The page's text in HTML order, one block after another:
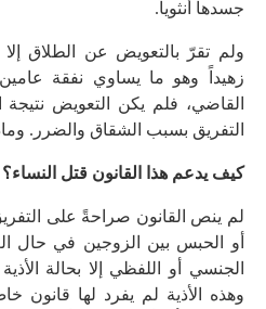
جسدها أنثوياً.
ولم تقرّ بالتعويض عن الطلاق إلا
زهيداً وهو ما يساوي نفقة
القاضي، فلم يكن التعويض
التفريق بسبب الشقاق والضرر.
كيف يدعم هذا القانون قتل النساء؟
لم ينص القانون صراحةً على
أو الحبس بين الزوجين في حال
الجنسي أو اللفظي إلا بحالة
وهذه الأذية لم يفرد لها قانون